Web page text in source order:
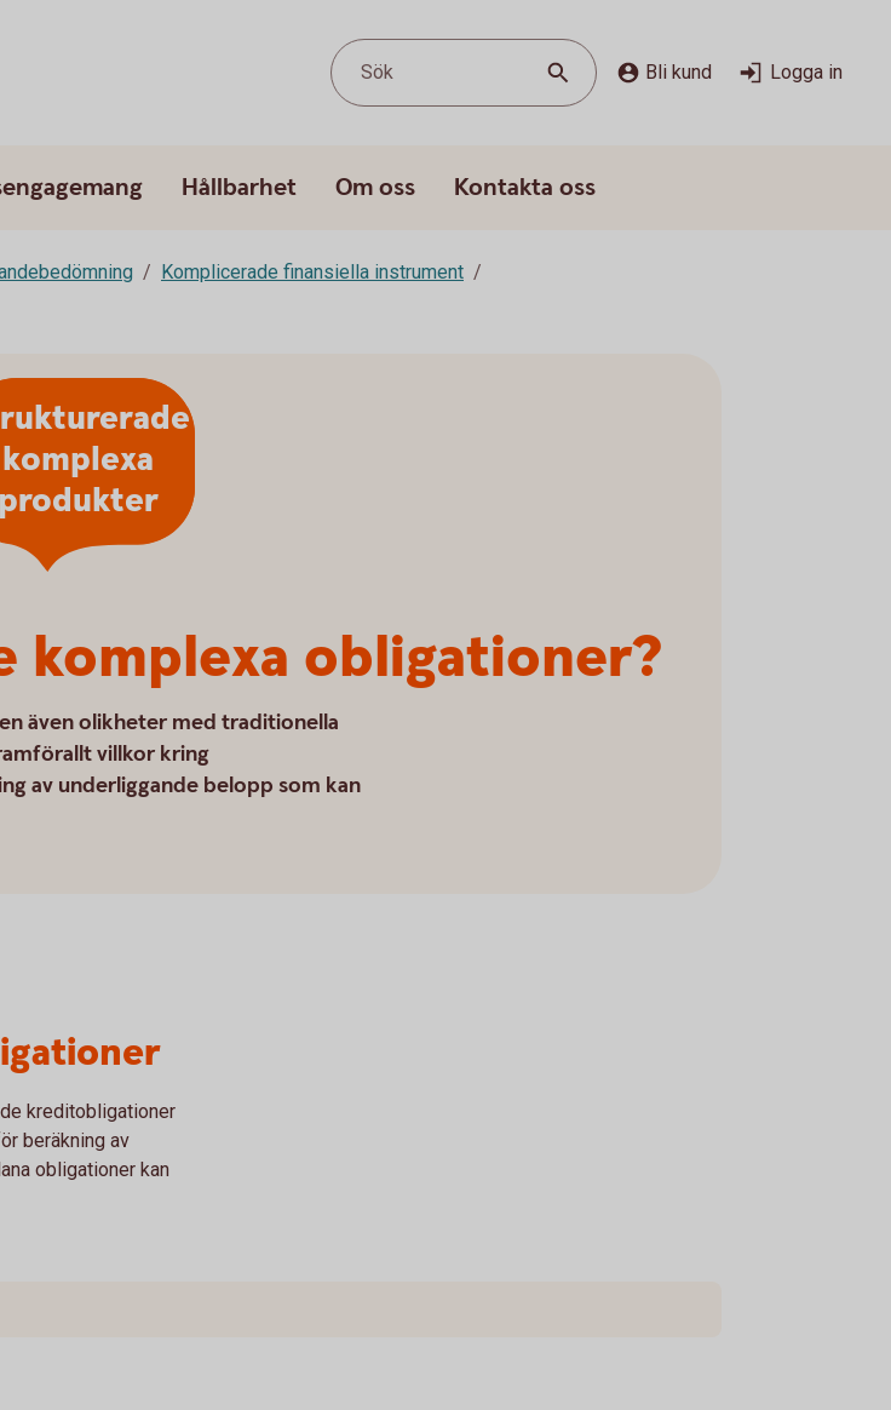
Sök Bli kund Logga in
Hållbarhet Om oss Kontakta oss
Komplicerade finansiella instrument
komplexa obligationer?
även olikheter med traditionella
villkor kring
av underliggande belopp som kan
komplexa
produkter
kreditobligationer
beräkning av
obligationer kan